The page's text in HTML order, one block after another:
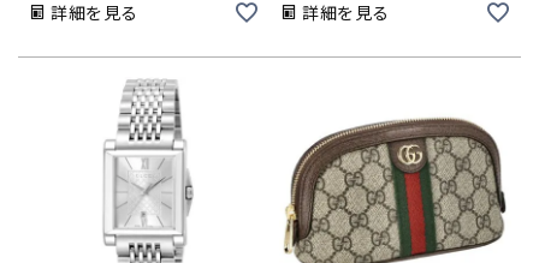
詳細を見る 詳細を見る